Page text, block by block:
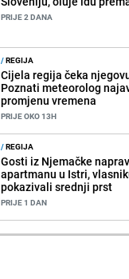
PRIJE 2 DANA
/REGIJA
Cijela regija čeka
Poznati meteorolog
promjenu vremena
PRIJE OKO 13H
/REGIJA
Gosti iz Njemačke
apartmanu u Istri,
pokazivali srednji prst
PRIJE 1 DAN